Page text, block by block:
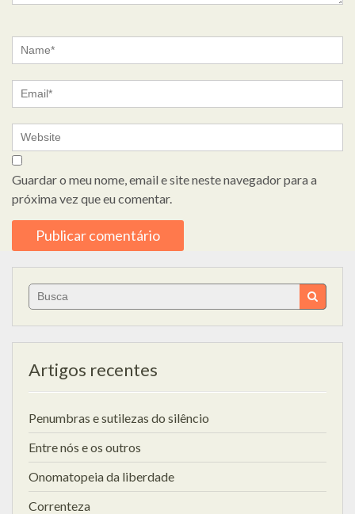
Guardar o meu nome, email e site neste navegador para a
próxima vez que eu comentar.
Search
for:
Artigos recentes
Penumbras e sutilezas do silêncio
Entre nós e os outros
Onomatopeia da liberdade
Correnteza